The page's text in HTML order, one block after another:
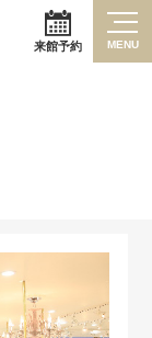
来館予約 MENU